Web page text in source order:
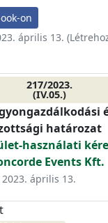
on
április 13.
217/2023.
(IV.05.)
határozat
használati
Events Kft.
április 13.